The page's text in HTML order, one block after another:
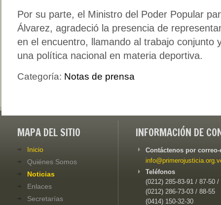
Por su parte, el Ministro del Poder Popular
Álvarez, agradeció la presencia de
en el encuentro, llamando al trabajo conjunto
una política nacional en materia deportiva.
Categoría: Notas de prensa
MAPA DEL SITIO
Inicio
Quiénes Somos
Noticias
Enlaces
Secretarías
INFORMACIÓN DE
Contáctenos por
Teléfonos
(0212) 285-83-91 / 87-50 /
(0212) 286-73-03 / 88-55
(0414) 150-32-30